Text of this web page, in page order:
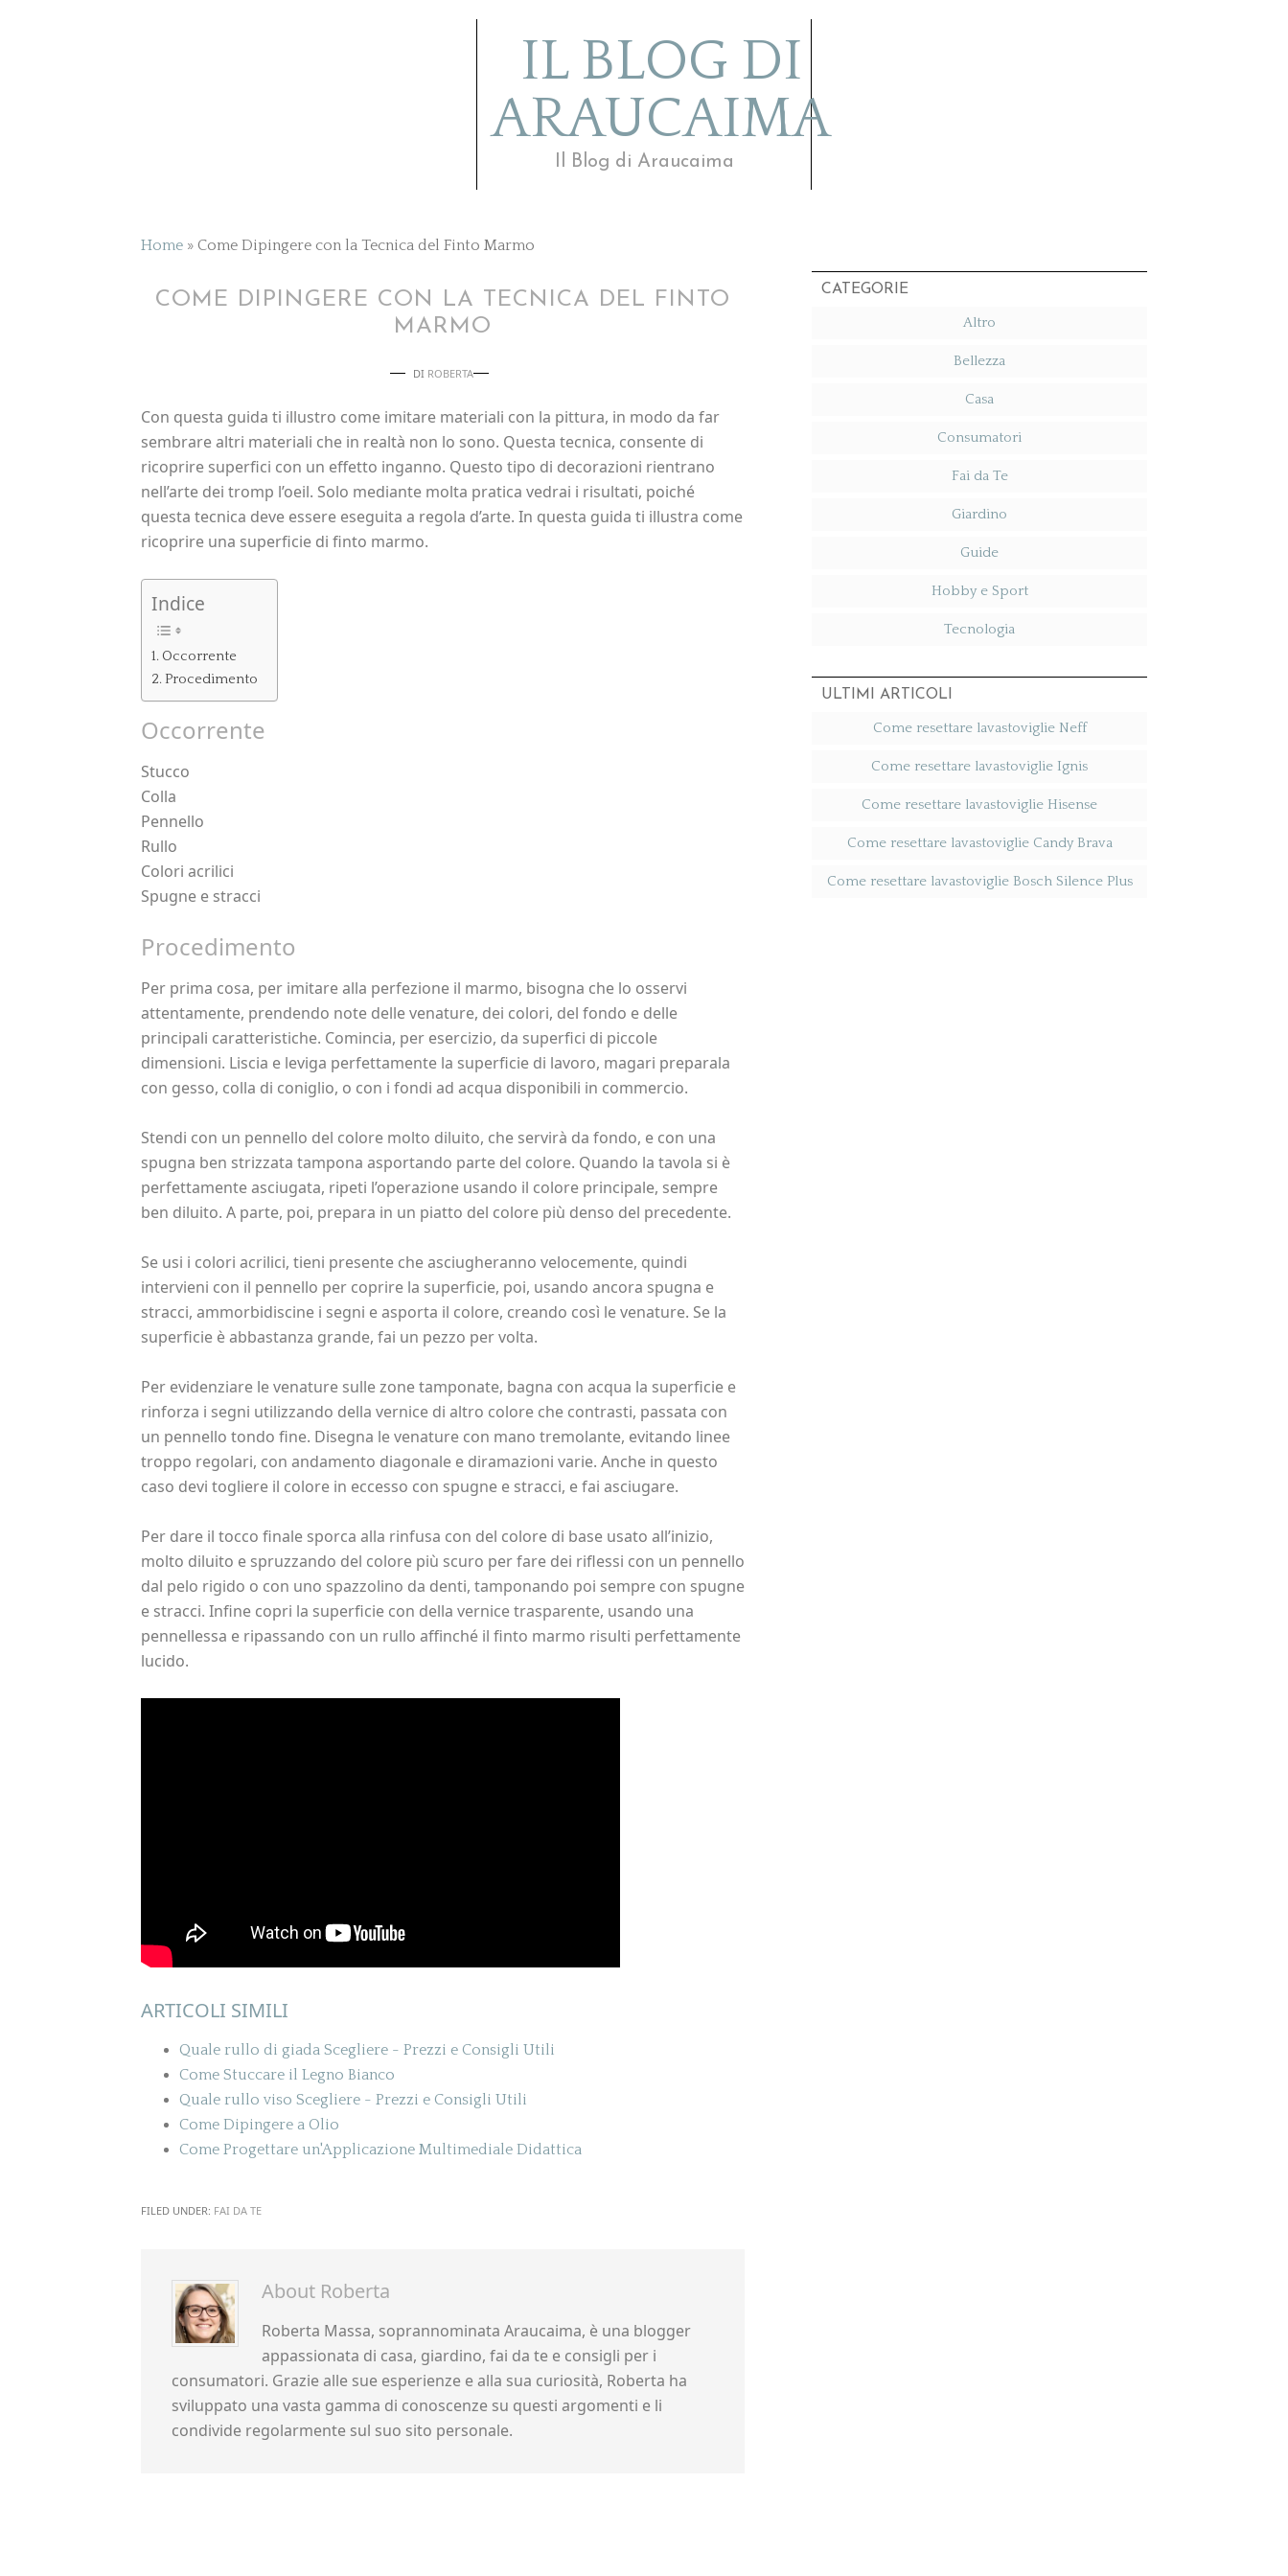
IL BLOG DI
ARAUCAIMA
Il Blog di Araucaima
Home » Come Dipingere con la Tecnica del Finto Marmo
COME DIPINGERE CON LA TECNICA DEL FINTO
MARMO
DI ROBERTA
Con questa guida ti illustro come imitare materiali con la pittura, in modo da far
sembrare altri materiali che in realtà non lo sono. Questa tecnica, consente di
ricoprire superfici con un effetto inganno. Questo tipo di decorazioni rientrano
nell’arte dei tromp l’oeil. Solo mediante molta pratica vedrai i risultati, poiché
questa tecnica deve essere eseguita a regola d’arte. In questa guida ti illustra come
ricoprire una superficie di finto marmo.
Indice
Occorrente
Procedimento
Occorrente
Stucco
Colla
Pennello
Rullo
Colori acrilici
Spugne e stracci
Procedimento
Per prima cosa, per imitare alla perfezione il marmo, bisogna che lo osservi
attentamente, prendendo note delle venature, dei colori, del fondo e delle
principali caratteristiche. Comincia, per esercizio, da superfici di piccole
dimensioni. Liscia e leviga perfettamente la superficie di lavoro, magari preparala
con gesso, colla di coniglio, o con i fondi ad acqua disponibili in commercio.
Stendi con un pennello del colore molto diluito, che servirà da fondo, e con una
spugna ben strizzata tampona asportando parte del colore. Quando la tavola si è
perfettamente asciugata, ripeti l’operazione usando il colore principale, sempre
ben diluito. A parte, poi, prepara in un piatto del colore più denso del precedente.
Se usi i colori acrilici, tieni presente che asciugheranno velocemente, quindi
intervieni con il pennello per coprire la superficie, poi, usando ancora spugna e
stracci, ammorbidiscine i segni e asporta il colore, creando così le venature. Se la
superficie è abbastanza grande, fai un pezzo per volta.
Per evidenziare le venature sulle zone tamponate, bagna con acqua la superficie e
rinforza i segni utilizzando della vernice di altro colore che contrasti, passata con
un pennello tondo fine. Disegna le venature con mano tremolante, evitando linee
troppo regolari, con andamento diagonale e diramazioni varie. Anche in questo
caso devi togliere il colore in eccesso con spugne e stracci, e fai asciugare.
Per dare il tocco finale sporca alla rinfusa con del colore di base usato all’inizio,
molto diluito e spruzzando del colore più scuro per fare dei riflessi con un pennello
dal pelo rigido o con uno spazzolino da denti, tamponando poi sempre con spugne
e stracci. Infine copri la superficie con della vernice trasparente, usando una
pennellessa e ripassando con un rullo affinché il finto marmo risulti perfettamente
lucido.
ARTICOLI SIMILI
Quale rullo di giada Scegliere - Prezzi e Consigli Utili
Come Stuccare il Legno Bianco
Quale rullo viso Scegliere - Prezzi e Consigli Utili
Come Dipingere a Olio
Come Progettare un'Applicazione Multimediale Didattica
FILED UNDER: FAI DA TE
About Roberta
Roberta Massa, soprannominata Araucaima, è una blogger
appassionata di casa, giardino, fai da te e consigli per i
consumatori. Grazie alle sue esperienze e alla sua curiosità, Roberta ha
sviluppato una vasta gamma di conoscenze su questi argomenti e li
condivide regolarmente sul suo sito personale.
CATEGORIE
Altro
Bellezza
Casa
Consumatori
Fai da Te
Giardino
Guide
Hobby e Sport
Tecnologia
ULTIMI ARTICOLI
Come resettare lavastoviglie Neff​
Come resettare lavastoviglie Ignis​
Come resettare lavastoviglie Hisense​
Come resettare lavastoviglie Candy Brava​
Come resettare lavastoviglie Bosch Silence Plus​